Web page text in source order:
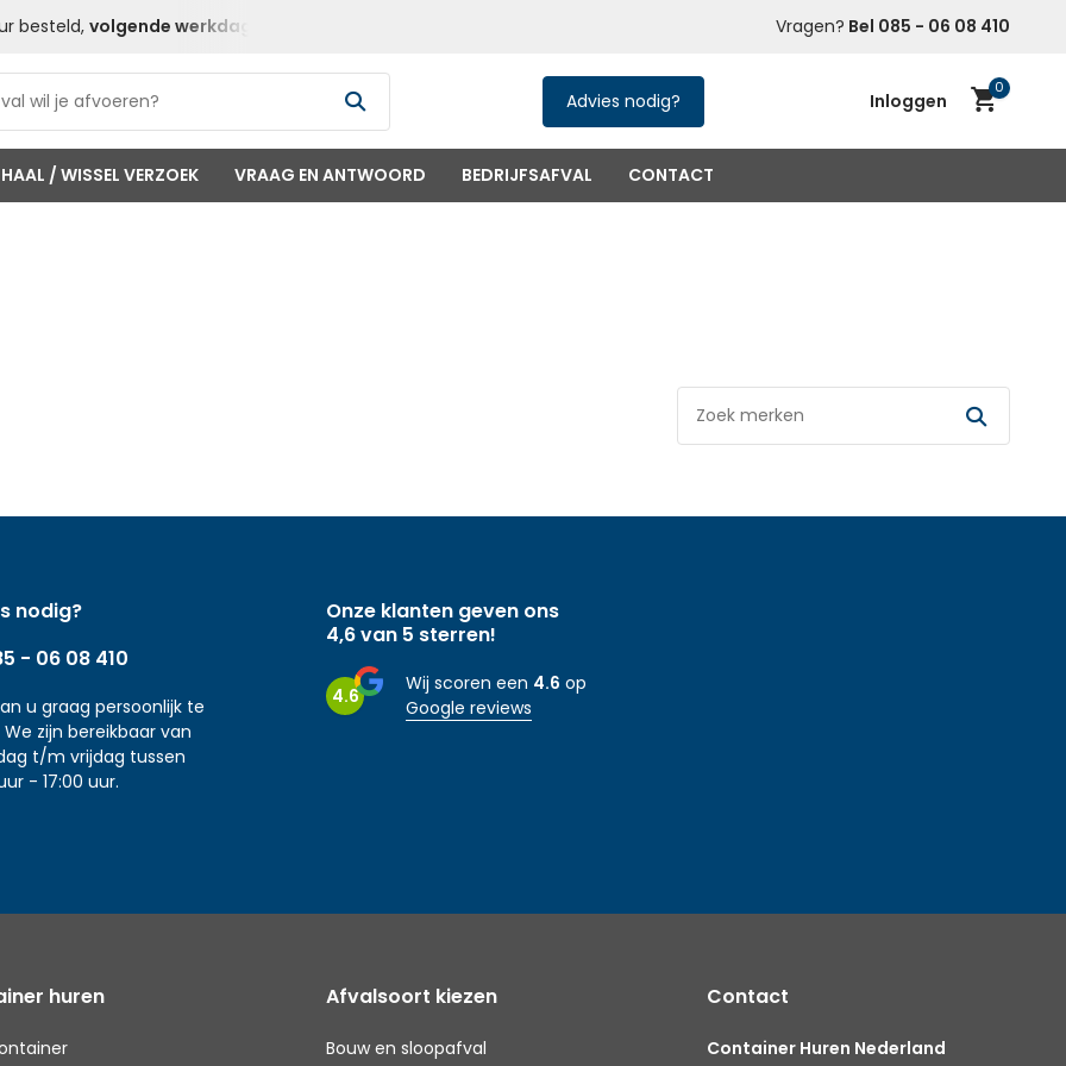
besteld, volgende werkdag Met een paar klikkensnel geregeld
Vragen? Bel 085 - 06 08 410
Advies nodig? Inloggen
0
/ WISSEL VERZOEK VRAAG EN ANTWOORD BEDRIJFSAFVAL CONTACT
nodig?
- 06 08 410
u graag persoonlijk te
zijn bereikbaar van
t/m vrijdag tussen
- 17:00 uur.
Onze klanten geven ons
4,6 van 5 sterren!
4.6
Wij scoren een 4.6 op
Google reviews
huren Afvalsoort kiezen
Bouw en sloopafval
Contact
Container Huren Nederland